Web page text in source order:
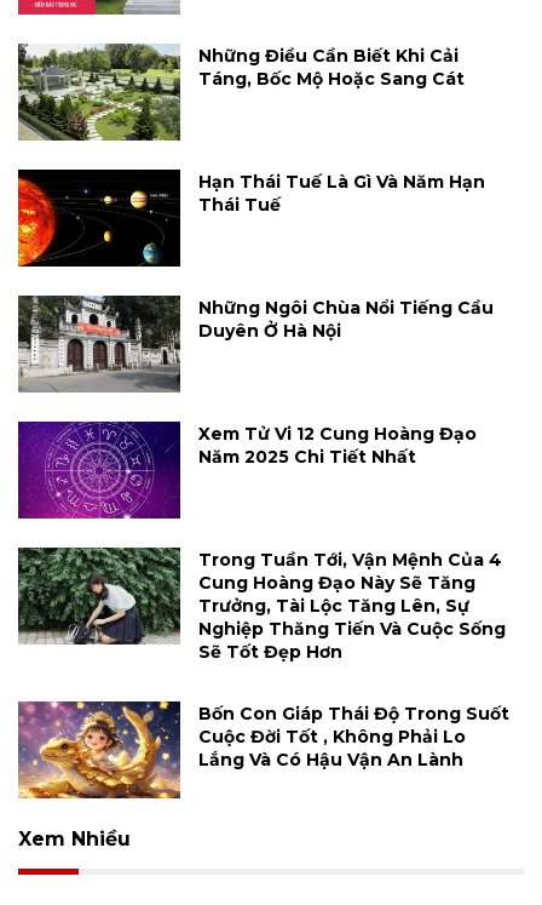
Những Điều Cần Biết Khi Cải
Táng, Bốc Mộ Hoặc Sang Cát
Hạn Thái Tuế Là Gì Và Năm Hạn
Thái Tuế
Những Ngôi Chùa Nổi Tiếng Cầu
Duyên Ở Hà Nội
Xem Tử Vi 12 Cung Hoàng Đạo
Năm 2025 Chi Tiết Nhất
Trong Tuần Tới, Vận Mệnh Của 4
Cung Hoàng Đạo Này Sẽ Tăng
Trưởng, Tài Lộc Tăng Lên, Sự
Nghiệp Thăng Tiến Và Cuộc Sống
Sẽ Tốt Đẹp Hơn
Bốn Con Giáp Thái Độ Trong Suốt
Cuộc Đời Tốt , Không Phải Lo
Lắng Và Có Hậu Vận An Lành
Xem Nhiều